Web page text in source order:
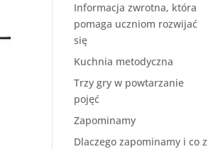
Informacja zwrotna, która
pomaga uczniom rozwijać
się
Kuchnia metodyczna
Trzy gry w powtarzanie
pojęć
Zapominamy
Dlaczego zapominamy i co z